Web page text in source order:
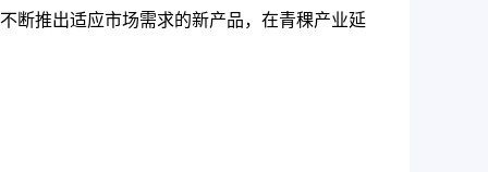
断推出适应市场需求的新产品，在青稞产业延